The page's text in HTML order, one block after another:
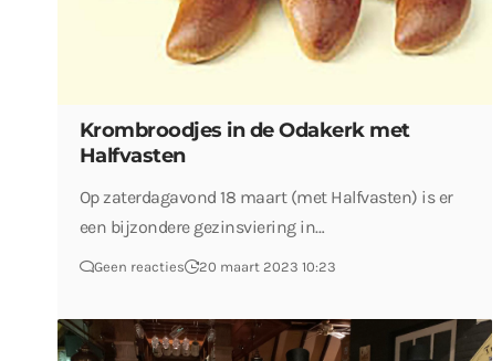
Krombroodjes in de Odakerk met
Halfvasten
Op zaterdagavond 18 maart (met Halfvasten) is er
een bijzondere gezinsviering in…
Geen reacties 20 maart 2023 10:23